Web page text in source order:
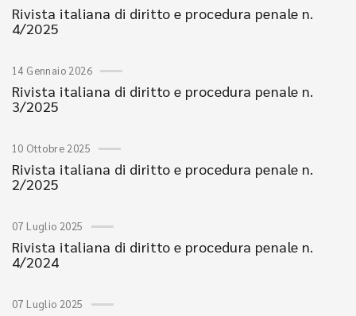
Rivista italiana di diritto e procedura penale n.
4/2025
14 Gennaio 2026
Rivista italiana di diritto e procedura penale n.
3/2025
10 Ottobre 2025
Rivista italiana di diritto e procedura penale n.
2/2025
07 Luglio 2025
Rivista italiana di diritto e procedura penale n.
4/2024
07 Luglio 2025